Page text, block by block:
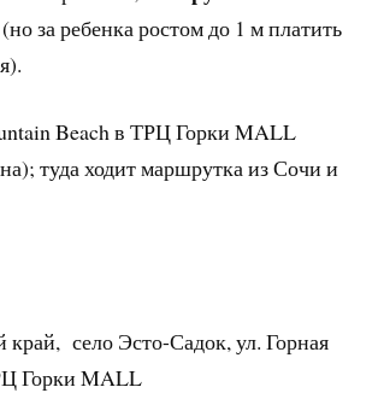
за ребенка ростом до 1 м платить
Beach в ТРЦ Горки MALL
туда ходит маршрутка из Сочи и
край, село Эсто-Садок, ул. Горная
Горки MALL